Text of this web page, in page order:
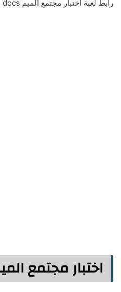
رابط لعبة اختبار مجتمع الميم docs , في الفقرة التالية.
اختبار مجتمع